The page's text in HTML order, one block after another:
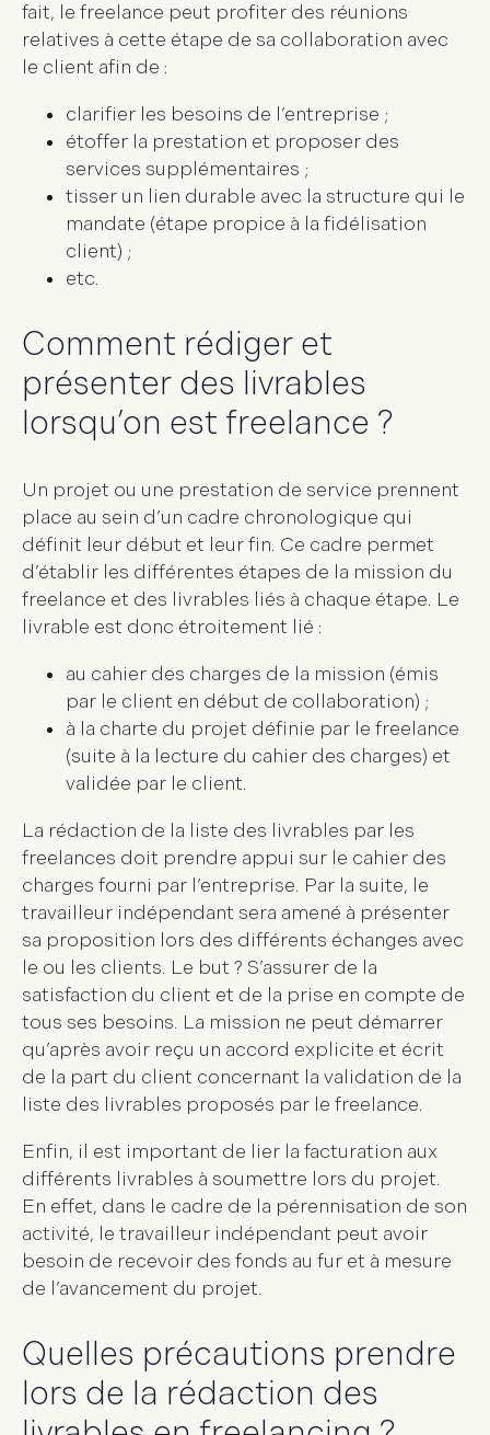
fait, le freelance peut profiter des réunions
relatives à cette étape de sa collaboration avec
le client afin de :
clarifier les besoins de l’entreprise ;
étoffer la prestation et proposer des
services supplémentaires ;
tisser un lien durable avec la structure qui le
mandate (étape propice à la fidélisation
client) ;
etc.
Comment rédiger et
présenter des livrables
lorsqu’on est freelance ?
Un projet ou une prestation de service prennent
place au sein d’un cadre chronologique qui
définit leur début et leur fin. Ce cadre permet
d’établir les différentes étapes de la mission du
freelance et des livrables liés à chaque étape. Le
livrable est donc étroitement lié :
au cahier des charges de la mission (émis
par le client en début de collaboration) ;
à la charte du projet définie par le freelance
(suite à la lecture du cahier des charges) et
validée par le client.
La rédaction de la liste des livrables par les
freelances doit prendre appui sur le cahier des
charges fourni par l’entreprise. Par la suite, le
travailleur indépendant sera amené à présenter
sa proposition lors des différents échanges avec
le ou les clients. Le but ? S’assurer de la
satisfaction du client et de la prise en compte de
tous ses besoins. La mission ne peut démarrer
qu’après avoir reçu un accord explicite et écrit
de la part du client concernant la validation de la
liste des livrables proposés par le freelance.
Enfin, il est important de lier la facturation aux
différents livrables à soumettre lors du projet.
En effet, dans le cadre de la pérennisation de son
activité, le travailleur indépendant peut avoir
besoin de recevoir des fonds au fur et à mesure
de l’avancement du projet.
Quelles précautions prendre
lors de la rédaction des